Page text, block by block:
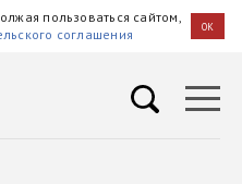
пользоваться сайтом,
соглашения OK